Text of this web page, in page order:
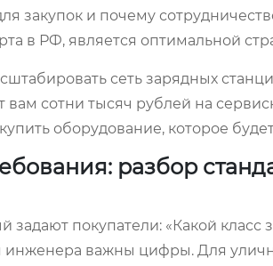
закупок и почему
в РФ, является оптимальной
сеть зарядных
сотни тысяч рублей на
оборудование, которое
разбор
задают покупатели: «Какой
инженера важны цифры. Для